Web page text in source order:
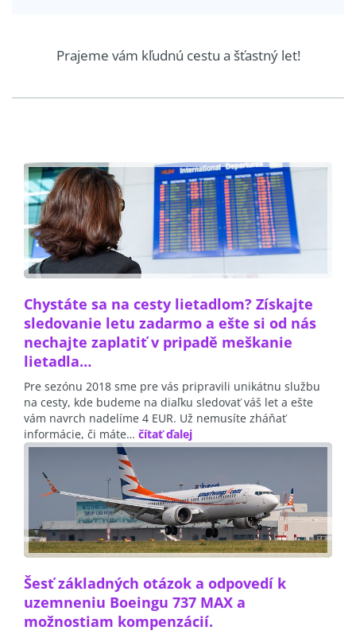
Prajeme vám kľudnú cestu a šťastný let!
Chystáte sa na cesty lietadlom? Získajte
sledovanie letu zadarmo a ešte si od nás
nechajte zaplatiť v pripadě meškanie
lietadla…
Pre sezónu 2018 sme pre vás pripravili unikátnu službu
na cesty, kde budeme na diaľku sledovať váš let a ešte
vám navrch nadelíme 4 EUR. Už nemusíte zháňať
informácie, či máte… čítať ďalej
Šesť základných otázok a odpovedí k
uzemneniu Boeingu 737 MAX a
možnostiam kompenzácií.